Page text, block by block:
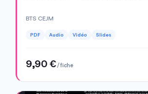
BTS CEJM
PDF Audio Vidéo Slides
9,90 €/ fiche